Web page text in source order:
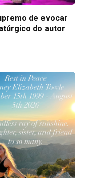
de evocar
do autor